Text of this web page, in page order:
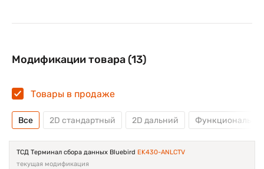
Модификации товара (13)
Товары в продаже
Все 2D стандартный 2D дальний
ТСД Терминал сбора данных Bluebird EK430-ANLCTV
текущая модификация